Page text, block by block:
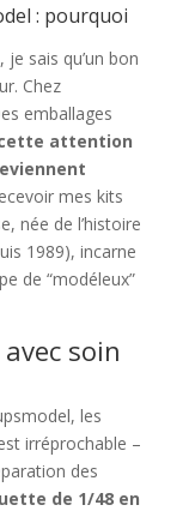
: pourquoi
sais qu’un bon
Chez
emballages
attention
mes kits
née de l’histoire
1989), incarne
de “modéleux”
soin
les
irréprochable –
des
de 1/48 en